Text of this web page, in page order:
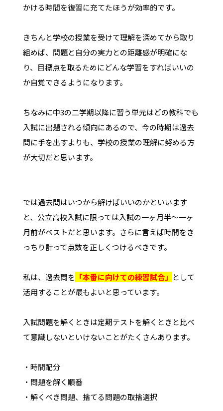
かける時間を復習に充てたほうが効率的です。
きちんと学校の授業を受けて理解を深めてから取り
組めば、問題と自分の実力との距離感が明確にな
り、目標点を取るためにどんな学習をすればいいの
か自覚できるようになります。
ちなみに中3の二学期以降に習う単元はどの教科でも
入試に出題される傾向にあるので、今の時期は過去
問に手を出すよりも、学校の授業の理解に努める方
が大切だと思います。
では過去問はいつから解けばいいのかといいます
と、公立高校入試に限っては入試の一ヶ月半～一ヶ
月前がベストだと思います。さらに言えば時間をき
っちり計って点数を正しくつけるべきです。
私は、過去問を 「本番に向けての練習試合」 として
活用することが最もよいと思っています。
入試問題を解くときは定期テストを解くときと比べ
て意識しないといけないことがたくさんあります。
・時間配分
・問題を解く順番
・解くべき問題、捨てる問題の取捨選択